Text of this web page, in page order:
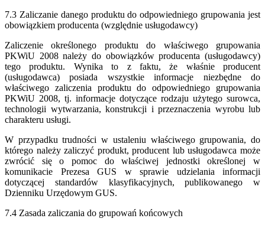
7.3 Zaliczanie danego produktu do odpowiedniego grupowania jest
obowiązkiem producenta (względnie usługodawcy)
Zaliczenie określonego produktu do właściwego grupowania
PKWiU 2008 należy do obowiązków producenta (usługodawcy)
tego produktu. Wynika to z faktu, że właśnie producent
(usługodawca) posiada wszystkie informacje niezbędne do
właściwego zaliczenia produktu do odpowiedniego grupowania
PKWiU 2008, tj. informacje dotyczące rodzaju użytego surowca,
technologii wytwarzania, konstrukcji i przeznaczenia wyrobu lub
charakteru usługi.
W przypadku trudności w ustaleniu właściwego grupowania, do
którego należy zaliczyć produkt, producent lub usługodawca może
zwrócić się o pomoc do właściwej jednostki określonej w
komunikacie Prezesa GUS w sprawie udzielania informacji
dotyczącej standardów klasyfikacyjnych, publikowanego w
Dzienniku Urzędowym GUS.
7.4 Zasada zaliczania do grupowań końcowych